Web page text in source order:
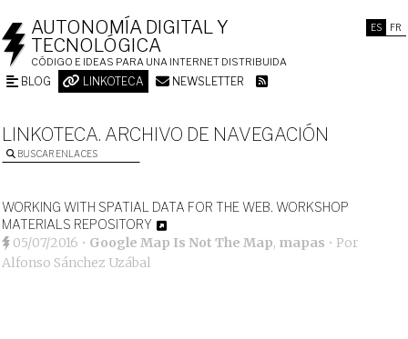
ES FR
AUTONOMÍA DIGITAL Y
TECNOLÓGICA
CÓDIGO E IDEAS PARA UNA INTERNET DISTRIBUIDA
BLOG LINKOTECA NEWSLETTER
LINKOTECA. ARCHIVO DE NAVEGACIÓN
BUSCAR ENLACES
WORKING WITH SPATIAL DATA FOR THE WEB. WORKSHOP
MATERIALS REPOSITORY
05/07/2016 • Google Map Is Not The Map, mapas • Por
Alfonso Sánchez Uzábal